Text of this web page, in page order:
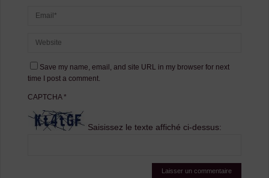
Save my name, email, and site URL in my browser for next
time I post a comment.
CAPTCHA*
Saisissez le texte affiché ci-dessus: